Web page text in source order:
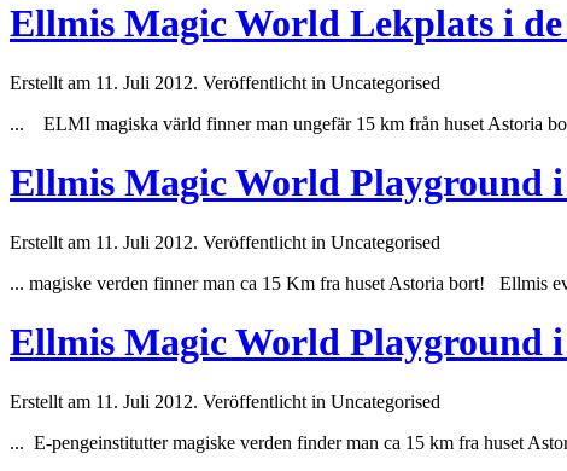
Ellmis Magic World Lekplats i
Erstellt am 11. Juli 2012. Veröffentlicht in Uncategorised
... ELMI magiska värld finner man ungefär 15 km från huset Astoria
Ellmis Magic World
Erstellt am 11. Juli 2012. Veröffentlicht in Uncategorised
... magiske verden finner man ca 15 Km fra huset Astoria bort! Ellmis
Ellmis Magic World
Erstellt am 11. Juli 2012. Veröffentlicht in Uncategorised
... E-pengeinstitutter magiske verden finder man ca 15 km fra huset